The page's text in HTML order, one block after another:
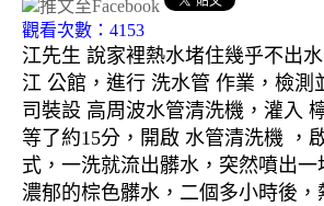
觀看次數：4153
江先生 說家裡熱水堵住幾乎不出
江 公館，進行 洗水管 作業，檢測
司裝設 高周波水管清洗機，灌入
等了約15分，開啟 水管清洗機 ，
式，一洗就流出髒水，突然噴出一
濃郁的棕色髒水，二個多小時後，